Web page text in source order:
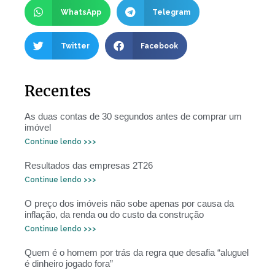
WhatsApp Telegram
Twitter Facebook
Recentes
As duas contas de 30 segundos antes de comprar um
imóvel
Continue lendo >>>
Resultados das empresas 2T26
Continue lendo >>>
O preço dos imóveis não sobe apenas por causa da
inflação, da renda ou do custo da construção
Continue lendo >>>
Quem é o homem por trás da regra que desafia “aluguel
é dinheiro jogado fora”